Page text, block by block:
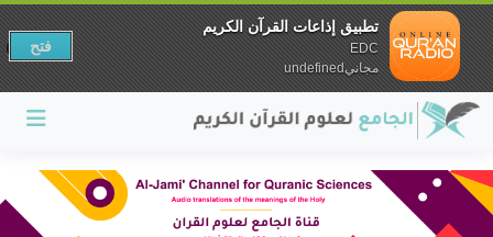
تطبيق إذاعات القرآن الكريم
EDC
مجانيundefined
فتح